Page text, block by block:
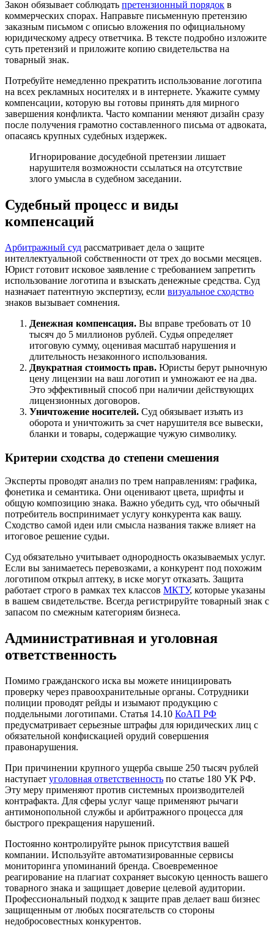
Закон обязывает соблюдать претензионный порядок в
коммерческих спорах. Направьте письменную претензию
заказным письмом с описью вложения по официальному
юридическому адресу ответчика. В тексте подробно изложите
суть претензий и приложите копию свидетельства на
товарный знак.
Потребуйте немедленно прекратить использование логотипа
на всех рекламных носителях и в интернете. Укажите сумму
компенсации, которую вы готовы принять для мирного
завершения конфликта. Часто компании меняют дизайн сразу
после получения грамотно составленного письма от адвоката,
опасаясь крупных судебных издержек.
Игнорирование досудебной претензии лишает
нарушителя возможности ссылаться на отсутствие
злого умысла в судебном заседании.
Судебный процесс и виды
компенсаций
Арбитражный суд рассматривает дела о защите
интеллектуальной собственности от трех до восьми месяцев.
Юрист готовит исковое заявление с требованием запретить
использование логотипа и взыскать денежные средства. Суд
назначает патентную экспертизу, если визуальное сходство
знаков вызывает сомнения.
Денежная компенсация. Вы вправе требовать от 10
тысяч до 5 миллионов рублей. Судья определяет
итоговую сумму, оценивая масштаб нарушения и
длительность незаконного использования.
Двукратная стоимость прав. Юристы берут рыночную
цену лицензии на ваш логотип и умножают ее на два.
Это эффективный способ при наличии действующих
лицензионных договоров.
Уничтожение носителей. Суд обязывает изъять из
оборота и уничтожить за счет нарушителя все вывески,
бланки и товары, содержащие чужую символику.
Критерии сходства до степени смешения
Эксперты проводят анализ по трем направлениям: графика,
фонетика и семантика. Они оценивают цвета, шрифты и
общую композицию знака. Важно убедить суд, что обычный
потребитель воспринимает услугу конкурента как вашу.
Сходство самой идеи или смысла названия также влияет на
итоговое решение судьи.
Суд обязательно учитывает однородность оказываемых услуг.
Если вы занимаетесь перевозками, а конкурент под похожим
логотипом открыл аптеку, в иске могут отказать. Защита
работает строго в рамках тех классов МКТУ, которые указаны
в вашем свидетельстве. Всегда регистрируйте товарный знак с
запасом по смежным категориям бизнеса.
Административная и уголовная
ответственность
Помимо гражданского иска вы можете инициировать
проверку через правоохранительные органы. Сотрудники
полиции проводят рейды и изымают продукцию с
поддельными логотипами. Статья 14.10 КоАП РФ
предусматривает серьезные штрафы для юридических лиц с
обязательной конфискацией орудий совершения
правонарушения.
При причинении крупного ущерба свыше 250 тысяч рублей
наступает уголовная ответственность по статье 180 УК РФ.
Эту меру применяют против системных производителей
контрафакта. Для сферы услуг чаще применяют рычаги
антимонопольной службы и арбитражного процесса для
быстрого прекращения нарушений.
Постоянно контролируйте рынок присутствия вашей
компании. Используйте автоматизированные сервисы
мониторинга упоминаний бренда. Своевременное
реагирование на плагиат сохраняет высокую ценность вашего
товарного знака и защищает доверие целевой аудитории.
Профессиональный подход к защите прав делает ваш бизнес
защищенным от любых посягательств со стороны
недобросовестных конкурентов.